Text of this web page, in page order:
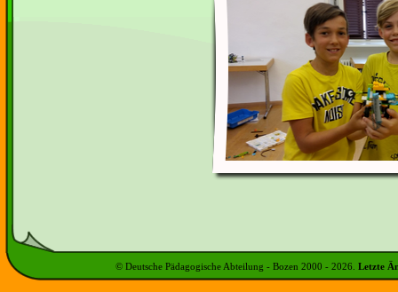
© Deutsche Pädagogische Abteilung - Bozen 2000 - 2026 Letzte